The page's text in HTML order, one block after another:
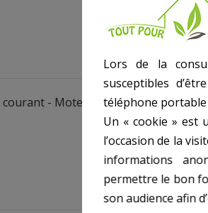
courant - Moteur Arrière - Bride.
Lors de la
susceptibles
téléphone
Un « cookie » est
l’occasion de la
informations
permettre le bon
son audience afin